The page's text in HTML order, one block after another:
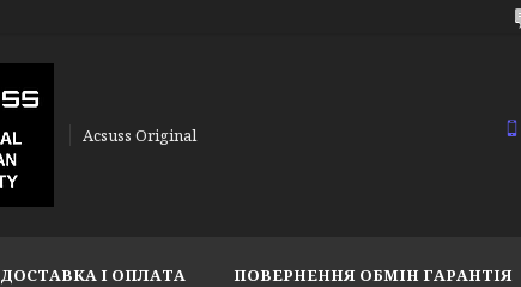
Acsuss Original
ДОСТАВКА І ОПЛАТА ПОВЕРНЕННЯ ОБМІН ГАРАНТІЯ